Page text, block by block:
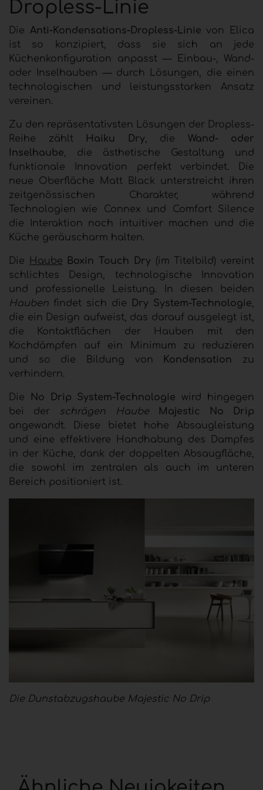
Dropless-Linie
Die Anti-Kondensations-Dropless-Linie von Elica
ist so konzipiert, dass sie sich an jede
Küchenkonfiguration anpasst — Einbau-, Wand-
oder Inselhauben — durch Lösungen, die einen
technologischen und leistungsstarken Ansatz
vereinen.
Zu den repräsentativsten Lösungen der Dropless-
Reihe zählt
Haiku Dry, die Wand- oder
Inselhaube, die ästhetische Gestaltung und
funktionale Innovation perfekt verbindet. Die
neue Oberfläche Matt Black unterstreicht ihren
zeitgenössischen Charakter, während
Technologien wie Connex und Comfort Silence
die Interaktion noch intuitiver machen und die
Küche geräuscharm halten.
Die Haube Boxin Touch Dry (im Titelbild) vereint
schlichtes Design, technologische Innovation
und professionelle Leistung.
In diesen beiden
Hauben findet sich die Dry System-Technologie,
die ein Design aufweist, das darauf ausgelegt ist,
die Kontaktflächen der
Hauben mit den
Kochdämpfen auf ein Minimum zu reduzieren
und so die Bildung von
Kondensation zu
verhindern.
Die No Drip System-Technologie wird hingegen
bei der schrägen Haube
Majestic No Drip
angewandt. Diese
bietet hohe Absaugleistung
und eine effektivere Handhabung des Dampfes
in der Küche, dank der doppelten Absaugfläche,
die sowohl im zentralen als auch im unteren
Bereich positioniert ist.
Die Dunstabzugshaube Majestic No Drip